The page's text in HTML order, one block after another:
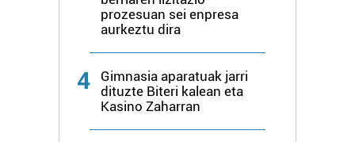
bazkideen zerrenda, beren ustez zein helburutarako
duten interes legitimoa eta horren aurka nola egin
prozesuan sei enpresa
aurkeztu dira
4
Gimnasia aparatuak jarri
dituzte Biteri kalean eta
Kasino Zaharran